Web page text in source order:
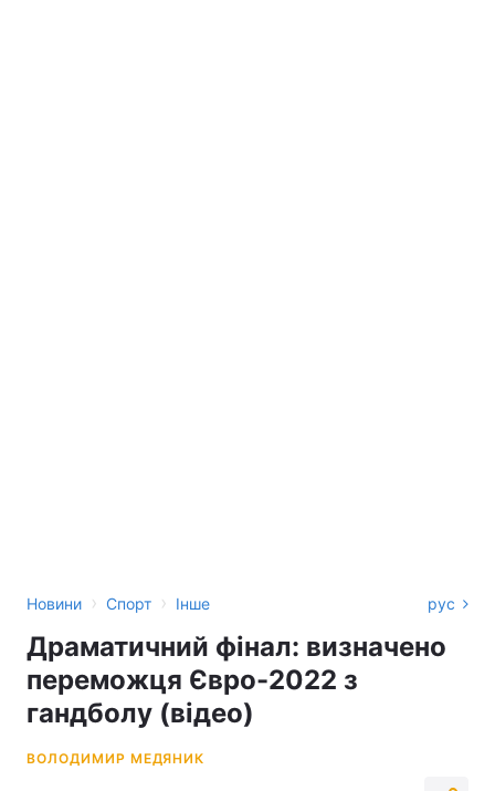
Новини › Спорт › Інше рус
Драматичний фінал: визначено
переможця Євро-2022 з
гандболу (відео)
ВОЛОДИМИР МЕДЯНИК